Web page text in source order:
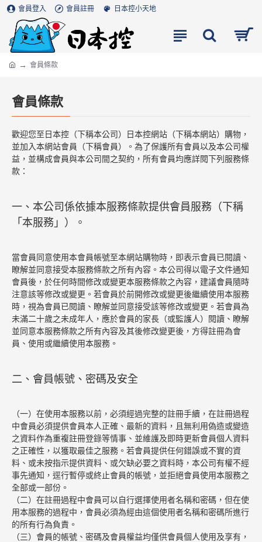
會員登入 會員註冊 日本控小天地
會員條款
會員條款
歡迎您至日本控（下稱本公司）日本控網站（下稱本網站）購物，
並加入本網站會員（下稱會員）。為了保護所有會員以及本公司權
益，並構成會員與本公司間之契約，所有會員均應詳閱下列服務條
款：
一、本公司係依據本服務條款提供會員服務（下稱
「本服務」）。
當會員同意使用本會員帳號至本網站購物時，即表示會員已閱讀、
瞭解並同意接受本服務條款之所有內容。本公司得以電子文件通知
會員後，於任何時間修改或變更本服務條款之內容，建議會員隨時
注意該等修改或變更。若會員於前開修改或變更後繼續使用本服務
時，視為會員已閱讀、瞭解並同意接受該等修改或變更。若會員為
未滿二十歲之未成年人，應於會員的家長（或監護人）閱讀、瞭解
並同意本服務條款之所有內容及其後修改變更後，方得註冊為會
員、使用或繼續使用本服務。
二、會員帳號、密碼及安全
（一）在使用本服務以前，必須經過完整的註冊手續，在註冊過程
中會員必須提供會員本人正確、最新的資料，且無利用偽造或變造
之資料作為重複註冊登錄等情事、並維護及即時更新會員個人資料
之正確性，以獲取最佳之服務。若會員提供任何錯誤或不實的資
料、或未按指示提供資料、或欠缺必要之資料時，本公司有權不經
事先通知，逕行暫停或終止會員的帳號，並拒絕會員使用本服務之
全部或一部份。
（二）在註冊過程中會員可以自行選擇使用者名稱和密碼，但在使
用本服務的過程中，會員必須為經由這個使用者名稱和密碼所進行
的所有行為負責。
（三）會員的帳號、密碼及會員權益均僅供會員個人使用及享有，